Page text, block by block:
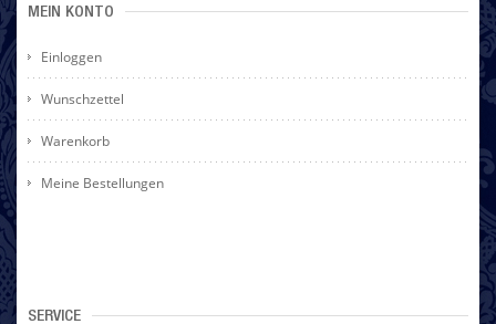
MEIN KONTO
Einloggen
Wunschzettel
Warenkorb
Meine Bestellungen
SERVICE